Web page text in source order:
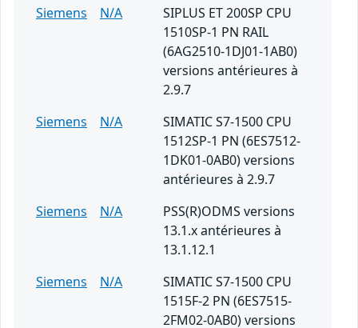
Siemens
N/A
SIPLUS ET 200SP CPU
1510SP-1 PN RAIL
(6AG2510-1DJ01-1AB0)
versions antérieures à
2.9.7
Siemens
N/A
SIMATIC S7-1500 CPU
1512SP-1 PN (6ES7512-
1DK01-0AB0) versions
antérieures à 2.9.7
Siemens
N/A
PSS(R)ODMS versions
13.1.x antérieures à
13.1.12.1
Siemens
N/A
SIMATIC S7-1500 CPU
1515F-2 PN (6ES7515-
2FM02-0AB0) versions